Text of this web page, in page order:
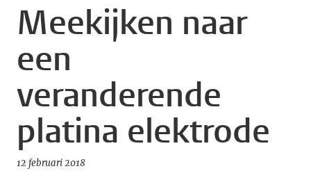
Meekijken naar
een
veranderende
platina elektrode
12 februari 2018